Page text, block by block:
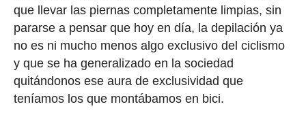
que llevar las piernas completamente limpias, sin
pararse a pensar que hoy en día, la depilación ya
no es ni mucho menos algo exclusivo del ciclismo
y que se ha generalizado en la sociedad
quitándonos ese aura de exclusividad que
teníamos los que montábamos en bici.